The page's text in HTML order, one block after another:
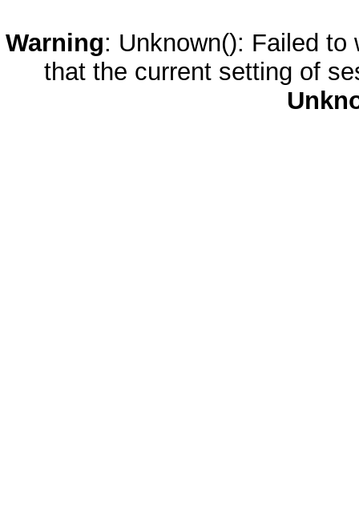
Warning: Unknown(): Failed
that the current setting of